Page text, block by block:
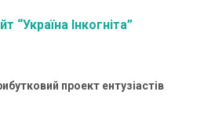
“Україна Інкогніта”
проект ентузіастів